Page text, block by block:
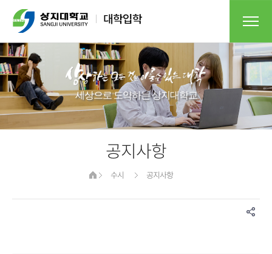
세상으로 도약하는 상지대학교​
공지사항
수시 공지사항